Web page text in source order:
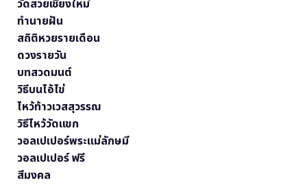
วัดสวยเชียงใหม่
ทำนายฝัน
สถิติหวยรายเดือน
ดวงรายวัน
บทสวดมนต์
วิธีบนไอ้ไข่
ไหว้ท้าวเวสสุวรรณ
วิธีไหว้วัดแขก
วอลเปเปอร์พระแม่ลักษมี
วอลเปเปอร์ ฟรี
สีมงคล